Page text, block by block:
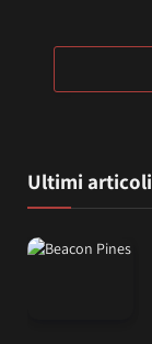
Ultimi articoli